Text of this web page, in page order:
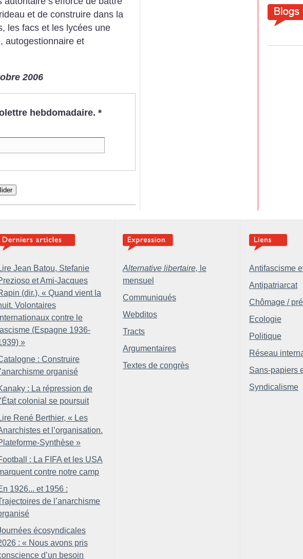
et de construire dans la
les facs et les lycées une
autogestionnaire et
2006
hebdomadaire. *
Jean Batou, Stefanie
et Ami-Jacques
(dir.), « Quand vient la
Volontaires
contre le
(Espagne 1936-
»
: Construire
organisé
: La répression de
colonial se poursuit
René Berthier, « Les
et l’organisation.
Synthèse »
: La FIFA et les USA
contre notre camp
1926... et 1956 :
de l’anarchisme
écosyndicales
: « Nous avons pris
d’un besoin
Alternative libertaire, le
mensuel
Communiqués
Webditos
Tracts
Argumentaires
Textes de congrès
Antifascisme
Antipatriarcat
Chômage /
Ecologie
Politique
Réseau
Sans-papiers
Syndicalisme